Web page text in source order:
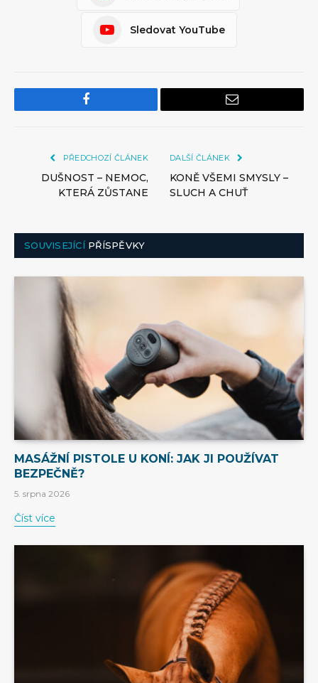
Sledovat YouTube
Facebook Email
PŘEDCHOZÍ ČLÁNEK
DUŠNOST – NEMOC,
KTERÁ ZŮSTANE
DALŠÍ ČLÁNEK
KONĚ VŠEMI SMYSLY –
SLUCH A CHUŤ
SOUVISEJÍCÍPŘÍSPĚVKY
MASÁŽNÍ PISTOLE U KONÍ: JAK JI POUŽÍVAT
BEZPEČNĚ?
5. srpna 2026
Číst více